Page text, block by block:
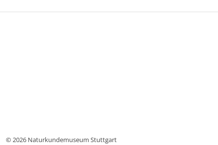
© 2026 Naturkundemuseum Stuttgart